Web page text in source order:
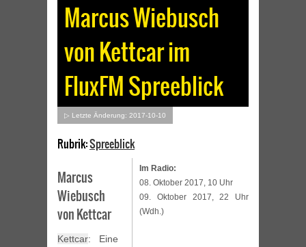
Marcus Wiebusch
von Kettcar im
FluxFM Spreeblick
▷ Letzte Änderung: 2017-10-10
Rubrik:Spreeblick
Im Radio:
08. Oktober 2017, 10 Uhr
09. Oktober 2017, 22 Uhr
(Wdh.)
Marcus
Wiebusch
von Kettcar
Kettcar: Eine